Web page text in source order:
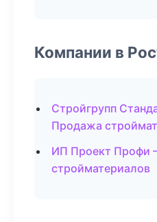
Компании в
Стройгрупп
Продажа
ИП Проект Профи
стройматериалов